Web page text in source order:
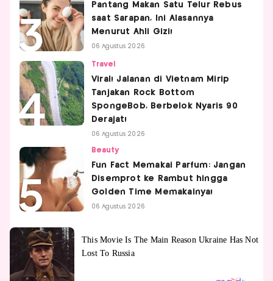
Pantang Makan Satu Telur Rebus
saat Sarapan, Ini Alasannya
Menurut Ahli Gizi!
06 Agustus 2026
Travel
Viral! Jalanan di Vietnam Mirip
Tanjakan Rock Bottom
SpongeBob, Berbelok Nyaris 90
Derajat!
06 Agustus 2026
Beauty
Fun Fact Memakai Parfum: Jangan
Disemprot ke Rambut hingga
Golden Time Memakainya!
06 Agustus 2026